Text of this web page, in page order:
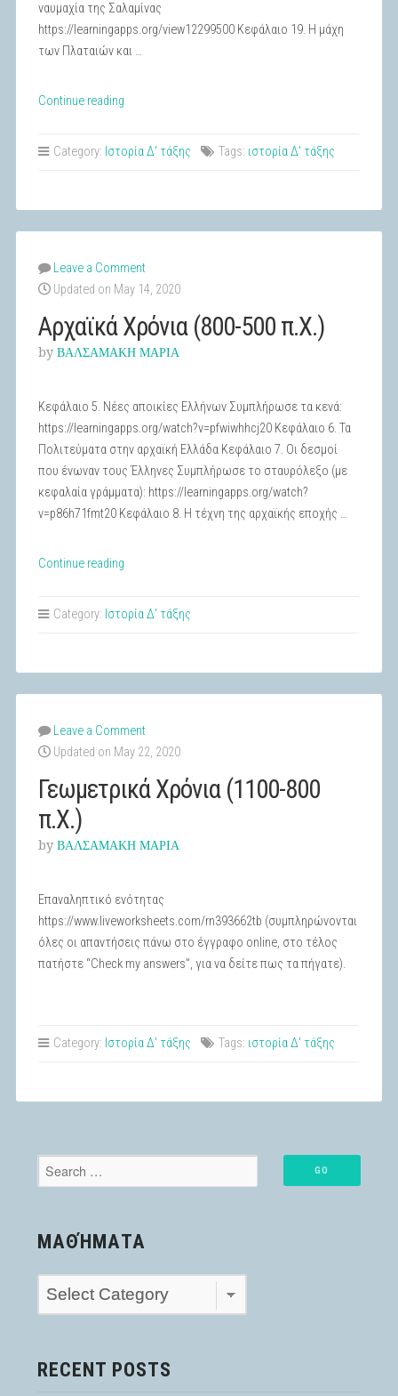
ναυμαχία της Σαλαμίνας
https://learningapps.org/view12299500 Κεφάλαιο 19. Η μάχη
των Πλαταιών και …
Continue reading“Κλασικά
(500-
Category: Ιστορία Δ' τάξης Tags: ιστορία Δ' τάξης
Leave a Comment
Updated on May 14, 2020
Αρχαϊκά Χρόνια (800-500 π.Χ.)
by ΒΑΛΣΑΜΑΚΗ ΜΑΡΙΑ
Κεφάλαιο 5. Νέες αποικίες Ελλήνων Συμπλήρωσε τα κενά:
https://learningapps.org/watch?v=pfwiwhhcj20 Κεφάλαιο 6. Τα
Πολιτεύματα στην αρχαϊκή Ελλάδα Κεφάλαιο 7. Οι δεσμοί
που ένωναν τους Έλληνες Συμπλήρωσε το σταυρόλεξο (με
κεφαλαία γράμματα): https://learningapps.org/watch?
v=p86h71fmt20 Κεφάλαιο 8. Η τέχνη της αρχαϊκής εποχής …
Continue reading“Αρχαϊκά
(800-
Category: Ιστορία Δ' τάξης
Leave a Comment
Updated on May 22, 2020
Γεωμετρικά Χρόνια (1100-800
π.Χ.)
by ΒΑΛΣΑΜΑΚΗ ΜΑΡΙΑ
Επαναληπτικό ενότητας
https://www.liveworksheets.com/rn393662tb (συμπληρώνονται
όλες οι απαντήσεις πάνω στο έγγραφο online, στο τέλος
πατήστε “Check my answers”, για να δείτε πως τα πήγατε).
Category: Ιστορία Δ' τάξης Tags: ιστορία Δ' τάξης
ΜΑΘΉΜΑΤΑ
RECENT POSTS